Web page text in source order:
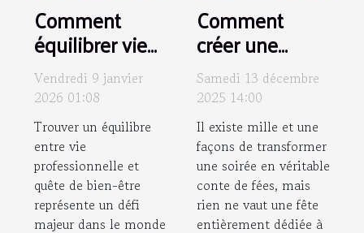
Comment
équilibrer vie
professionnelle
et quête de
bien-être ?
Vendredi 9 janvier
2026 01:08
Trouver un équilibre
entre vie
professionnelle et
quête de bien-être
représente un défi
majeur dans le monde
Comment
créer une
soirée à thème
inspirée par un
conte de fées
classique ?
Samedi 13 décembre
2025 14:00
Il existe mille et une
façons de transformer
une soirée en véritable
conte de fées, mais
rien ne vaut une fête
entièrement dédiée à